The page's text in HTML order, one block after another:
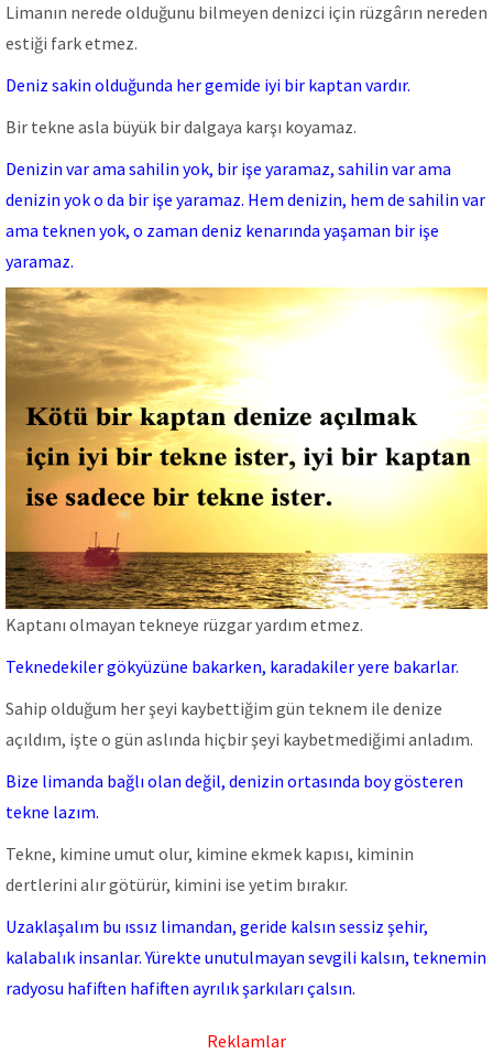
Limanın nerede olduğunu bilmeyen denizci için rüzgârın nereden
estiği fark etmez.
Deniz sakin olduğunda her gemide iyi bir kaptan vardır.
Bir tekne asla büyük bir dalgaya karşı koyamaz.
Denizin var ama sahilin yok, bir işe yaramaz, sahilin var ama
denizin yok o da bir işe yaramaz. Hem denizin, hem de sahilin var
ama teknen yok, o zaman deniz kenarında yaşaman bir işe
yaramaz.
Kaptanı olmayan tekneye rüzgar yardım etmez.
Teknedekiler gökyüzüne bakarken, karadakiler yere bakarlar.
Sahip olduğum her şeyi kaybettiğim gün teknem ile denize
açıldım, işte o gün aslında hiçbir şeyi kaybetmediğimi anladım.
Bize limanda bağlı olan değil, denizin ortasında boy gösteren
tekne lazım.
Tekne, kimine umut olur, kimine ekmek kapısı, kiminin
dertlerini alır götürür, kimini ise yetim bırakır.
Uzaklaşalım bu ıssız limandan, geride kalsın sessiz şehir,
kalabalık insanlar. Yürekte unutulmayan sevgili kalsın, teknemin
radyosu hafiften hafiften ayrılık şarkıları çalsın.
Reklamlar